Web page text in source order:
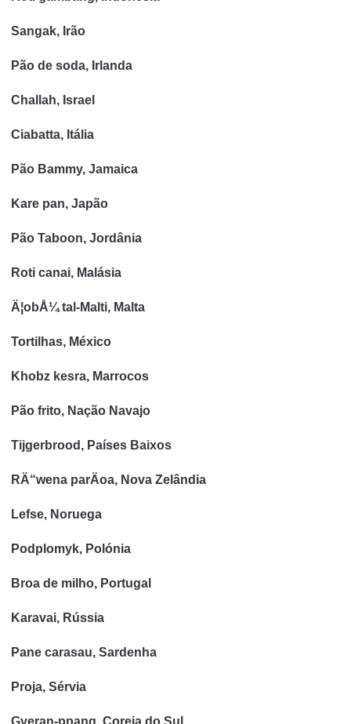
Sangak, Irão
Pão de soda, Irlanda
Challah, Israel
Ciabatta, Itália
Pão Bammy, Jamaica
Kare pan, Japão
Pão Taboon, Jordânia
Roti canai, Malásia
Ä¦obÅ¼ tal-Malti, Malta
Tortilhas, México
Khobz kesra, Marrocos
Pão frito, Nação Navajo
Tijgerbrood, Países Baixos
RÄ“wena parÄoa, Nova Zelândia
Lefse, Noruega
Podplomyk, Polónia
Broa de milho, Portugal
Karavai, Rússia
Pane carasau, Sardenha
Proja, Sérvia
Gyeran-ppang, Coreia do Sul